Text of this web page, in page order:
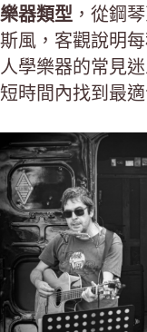
樂器類型 ，從鋼
斯風，客觀說明
人學樂器的常見
短時間內找到最